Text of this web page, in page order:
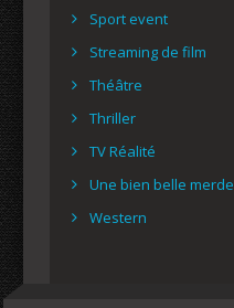
Sport event
Streaming de film
Théâtre
Thriller
TV Réalité
Une bien belle merde
Western